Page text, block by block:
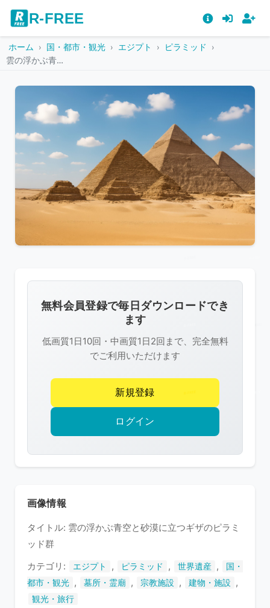
R-FREE
ホーム 国・都市・観光 エジプト
ピラミッド
雲の浮かぶ青空と砂漠に立つギザのピラミッド群
像
は
R-
FREE
作
権
護
い
す
無料会員登録で毎日ダウンロードでき
ます
低画質1日10回・中画質1日2回まで、完全無料
でご利用いただけます
新規登録
ログイン
画像情報
タイトル: 雲の浮かぶ青空と砂漠に立つギザのピラミ
ッド群
カテゴリ:
エジプト , ピラミッド , 世界遺産 ,
国・
都市・観光 , 墓所・霊廟 , 宗教施設 , 建物・施設 ,
観光・旅行